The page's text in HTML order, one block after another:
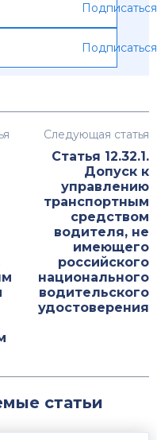
Подписаться
Подписаться
Следующая статья
Статья 12.32.1.
Допуск к
управлению
транспортным
средством
водителя, не
имеющего
российского
национального
водительского
удостоверения
статьи